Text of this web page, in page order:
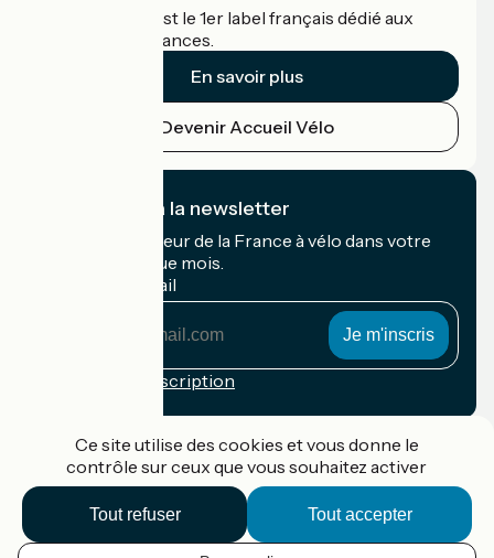
Accueil Vélo c'est le 1er label français dédié aux
cyclistes en vacances.
En savoir plus
Devenir Accueil Vélo
Je m'abonne à la newsletter
Recevez le meilleur de la France à vélo dans votre
boîte mail chaque mois.
Mon adresse mail
Conditions d'inscription
Accueil Vélo Pro
Contact
Ce site utilise des cookies et vous donne le
contrôle sur ceux que vous souhaitez activer
Tout accepter
Tout refuser